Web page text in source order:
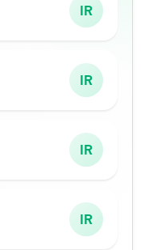
IR
IR
IR
IR